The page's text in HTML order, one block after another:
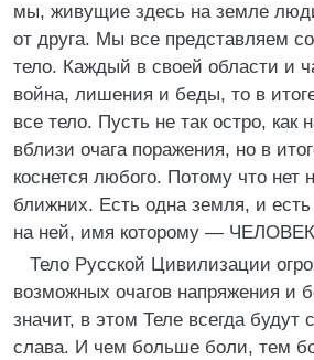
мы, живущие здесь на земле
от друга. Мы все представляем
тело. Каждый в своей области и
война, лишения и беды, то в
все тело. Пусть не так остро, как
вблизи очага поражения, но в
коснется любого. Потому что нет
ближних. Есть одна земля, и
на ней, имя которому —
Тело Русской Цивилизации
возможных очагов напряжения и
значит, в этом Теле всегда будут
слава. И чем больше боли, тем